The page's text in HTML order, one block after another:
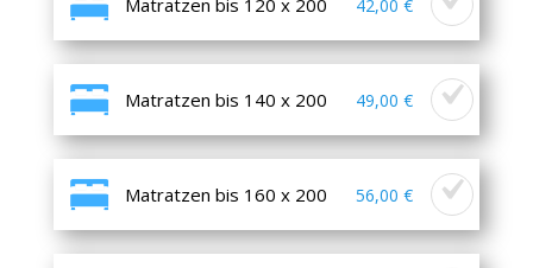
42,00 €
Matratzen bis 140 x 200 49,00 €
Matratzen bis 160 x 200 56,00 €